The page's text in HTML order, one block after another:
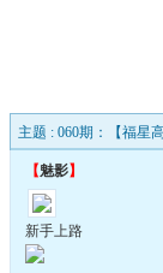
主题 : 060期：【福星
【魅影】
新手上路